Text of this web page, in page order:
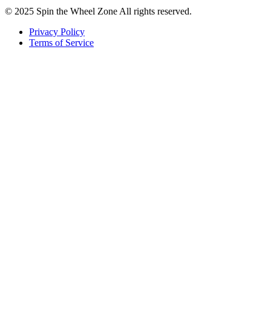
© 2025 Spin the Wheel Zone All rights reserved.
Privacy Policy
Terms of Service